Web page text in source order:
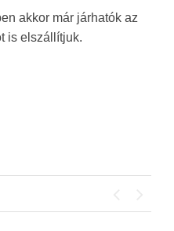
akkor már járhatók az
is elszállítjuk.